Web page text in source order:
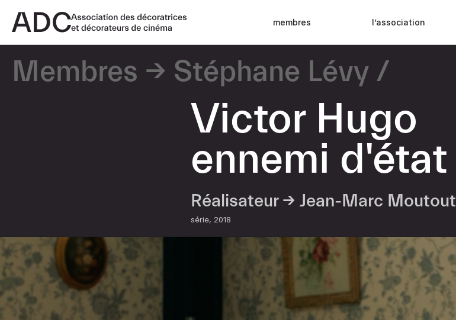
membres l’association
Membres Stéphane Lévy
Victor Hugo
ennemi d'état
Réalisateur → Jean-Marc Moutout
série 2018